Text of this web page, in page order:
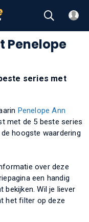
Penelope
series met
Penelope Ann
met de 5 beste series
hoogste waardering
over deze
een handig
bekijken. Wil je liever
het filter op deze